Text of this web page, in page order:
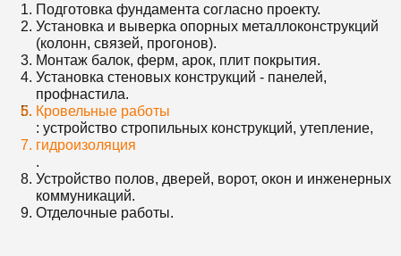
Подготовка фундамента согласно проекту.
Установка и выверка опорных металлоконструкций
(колонн, связей, прогонов).
Монтаж балок, ферм, арок, плит покрытия.
Установка стеновых конструкций - панелей,
профнастила.
Кровельные работы
: устройство стропильных конструкций, утепление,
гидроизоляция
.
Устройство полов, дверей, ворот, окон и инженерных
коммуникаций.
Отделочные работы.